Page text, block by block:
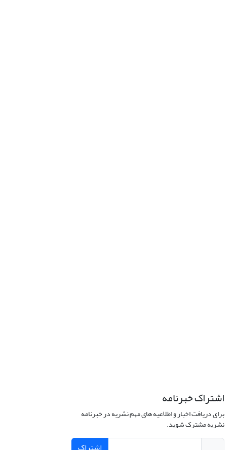
اشتراک خبرنامه
برای دریافت اخبار و اطلاعیه های مهم نشریه در خبرنامه
نشریه مشترک شوید.